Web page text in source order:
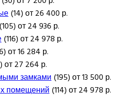
(14) от 26 400 р.
(105) от 24 936 р.
(116) от 24 978 р.
от 16 284 р.
от 27 264 р.
замками(195) от 13 500 р.
помещений(114) от 24 978 р.